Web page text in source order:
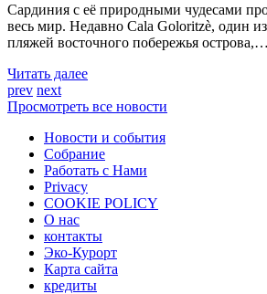
Сардиния с её природными чудесами
весь мир. Недавно Cala Goloritzè, один
пляжей восточного побережья острова,…
Читать далее
prev next
Просмотреть все новости
Новости и события
Cобрание
Работать c Нами
Privacy
COOKIE POLICY
О нас
контакты
Эко-Курорт
Карта сайта
кредиты